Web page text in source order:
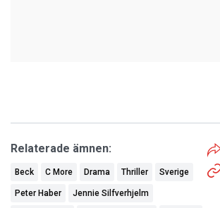
Relaterade ämnen:
Beck C More Drama Thriller Sverige
Peter Haber Jennie Silfverhjelm